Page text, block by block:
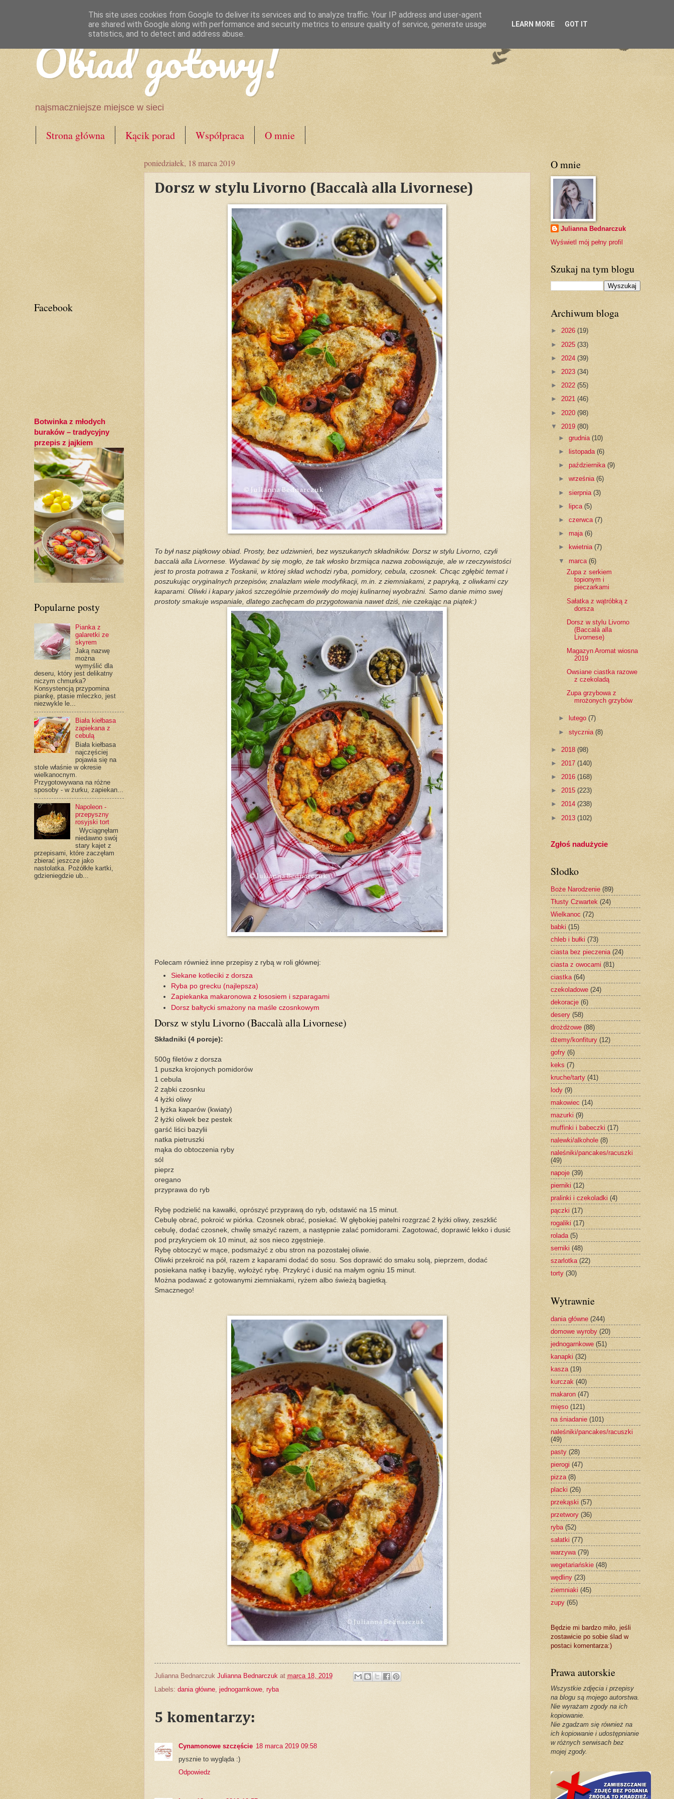
Obiad gotowy!
najsmaczniejsze miejsce w sieci
Strona główna Kącik porad Współpraca O mnie
poniedziałek, 18 marca 2019
Dorsz w stylu Livorno (Baccalà alla Livornese)
To był nasz piątkowy obiad. Prosty, bez udziwnień, bez wyszukanych składników. Dorsz w stylu Livorno, czyli
baccalà alla Livornese. Wydawać by się mogło, że tak włosko brzmiąca nazwa zobowiązuje, ale w rzeczywistości
jest to prosta potrawa z Toskanii, w której skład wchodzi ryba, pomidory, cebula, czosnek. Chcąc zgłębić temat i
poszukując oryginalnych przepisów, znalazłam wiele modyfikacji, m.in. z ziemniakami, z papryką, z oliwkami czy
kaparami. Oliwki i kapary jakoś szczególnie przemówiły do mojej kulinarnej wyobraźni. Samo danie mimo swej
prostoty smakuje wspaniale, dlatego zachęcam do przygotowania nawet dziś, nie czekając na piątek:)
Polecam również inne przepisy z rybą w roli głównej:
Siekane kotleciki z dorsza
Ryba po grecku (najlepsza)
Zapiekanka makaronowa z łososiem i szparagami
Dorsz bałtycki smażony na maśle czosnkowym
Dorsz w stylu Livorno (Baccalà alla Livornese)
Składniki (4 porcje):
500g filetów z dorsza
1 puszka krojonych pomidorów
1 cebula
2 ząbki czosnku
4 łyżki oliwy
1 łyżka kaparów (kwiaty)
2 łyżki oliwek bez pestek
garść liści bazylii
natka pietruszki
mąka do obtoczenia ryby
sól
pieprz
oregano
przyprawa do ryb
Rybę podzielić na kawałki, oprószyć przyprawą do ryb, odstawić na 15 minut.
Cebulę obrać, pokroić w piórka. Czosnek obrać, posiekać. W głębokiej patelni rozgrzać 2 łyżki oliwy, zeszklić
cebulę, dodać czosnek, chwilę smażyć razem, a następnie zalać pomidorami. Zagotować, doprawić lekko i dusić
pod przykryciem ok 10 minut, aż sos nieco zgęstnieje.
Rybę obtoczyć w mące, podsmażyć z obu stron na pozostałej oliwie.
Oliwki przekroić na pół, razem z kaparami dodać do sosu. Sos doprawić do smaku solą, pieprzem, dodać
posiekana natkę i bazylię, wyłożyć rybę. Przykryć i dusić na małym ogniu 15 minut.
Można podawać z gotowanymi ziemniakami, ryżem albo świeżą bagietką.
Smacznego!
Julianna Bednarczuk Julianna Bednarczuk at marca 18, 2019
Labels: dania główne, jednogarnkowe, ryba
5 komentarzy:
Cynamonowe szczęście 18 marca 2019 09:58
pysznie to wygląda :)
Odpowiedz
Facebook
Botwinka z młodych
buraków – tradycyjny
przepis z jajkiem
Popularne posty
Pianka z
galaretki ze
skyrem
Jaką nazwę
można
wymyślić dla
deseru, który jest delikatny
niczym chmurka?
Konsystencją przypomina
piankę, ptasie mleczko, jest
niezwykle le...
Biała kiełbasa
zapiekana z
cebulą
Biała kiełbasa
najczęściej
pojawia się na
stole właśnie w okresie
wielkanocnym.
Przygotowywana na różne
sposoby - w żurku, zapiekan...
Napoleon -
przepyszny
rosyjski tort
Wyciągnęłam
niedawno swój
stary kajet z
przepisami, które zaczęłam
zbierać jeszcze jako
nastolatka. Pożółkłe kartki,
gdzieniegdzie ub...
O mnie
Julianna Bednarczuk
Wyświetl mój pełny profil
Szukaj na tym blogu
Archiwum bloga
► 2026 (19)
► 2025 (33)
► 2024 (39)
► 2023 (34)
► 2022 (55)
► 2021 (46)
► 2020 (98)
▼ 2019 (80)
► grudnia (10)
►
listopada (6)
► października (9)
► września (6)
► sierpnia (3)
► lipca (5)
► czerwca (7)
► maja (6)
►
kwietnia (7)
▼ marca (6)
Zupa z serkiem
topionym i
pieczarkami
Sałatka z wątróbką z
dorsza
Dorsz w stylu Livorno
(Baccalà alla
Livornese)
Magazyn Aromat wiosna
2019
Owsiane ciastka razowe
z czekoladą
Zupa grzybowa z
mrożonych grzybów
► lutego (7)
► stycznia (8)
► 2018 (98)
► 2017 (140)
► 2016 (168)
► 2015 (223)
► 2014 (238)
► 2013 (102)
Zgłoś nadużycie
Słodko
Boże Narodzenie (89)
Tłusty Czwartek (24)
Wielkanoc (72)
babki (15)
chleb i bułki (73)
ciasta bez pieczenia (24)
ciasta z owocami (81)
ciastka (64)
czekoladowe (24)
dekoracje (6)
desery (58)
drożdżowe (88)
dżemy/konfitury (12)
gofry (6)
keks (7)
kruche/tarty (41)
lody (9)
makowiec (14)
mazurki (9)
muffinki i babeczki (17)
nalewki/alkohole (8)
naleśniki/pancakes/racuszki
(49)
napoje (39)
pierniki (12)
pralinki i czekoladki (4)
pączki (17)
rogaliki (17)
rolada (5)
serniki (48)
szarlotka (22)
torty (30)
Wytrawnie
dania główne (244)
domowe wyroby (20)
jednogarnkowe (51)
kanapki (32)
kasza (19)
kurczak (40)
makaron (47)
mięso (121)
na śniadanie (101)
naleśniki/pancakes/racuszki
(49)
pasty (28)
pierogi (47)
pizza (8)
placki (26)
przekąski (57)
przetwory (36)
ryba (52)
sałatki (77)
warzywa (79)
wegetariańskie (48)
wędliny (23)
ziemniaki (45)
zupy (65)
Będzie mi bardzo miło, jeśli
zostawicie po sobie ślad w
postaci komentarza:)
Prawa autorskie
Wszystkie zdjęcia i przepisy
na blogu są mojego autorstwa.
Nie wyrażam zgody na ich
kopiowanie.
Nie zgadzam się również na
ich kopiowanie i udostępnianie
w różnych serwisach bez
mojej zgody.
This site uses cookies from Google to deliver its services and to analyze traffic. Your IP address and user-agent
are shared with Google along with performance and security metrics to ensure quality of service, generate usage
statistics, and to detect and address abuse.
LEARN MORE GOT IT